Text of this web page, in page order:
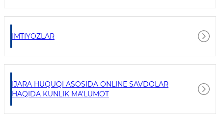
IMTIYOZLAR
IJARA HUQUQI ASOSIDA ONLINE SAVDOLAR
HAQIDA KUNLIK MA'LUMOT